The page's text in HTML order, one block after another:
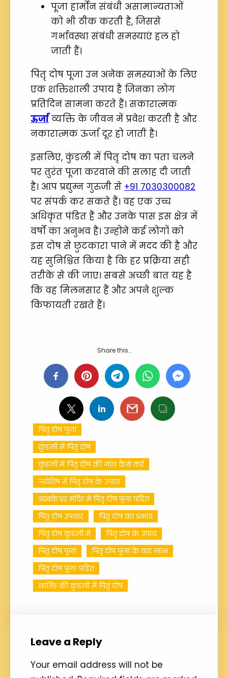
पूजा हार्मोन संबंधी असामान्यताओं
को भी ठीक करती है, जिससे
गर्भावस्था संबंधी समस्याएं हल हो
जाती हैं।
पितृ दोष पूजा उन अनेक समस्याओं के लिए
एक शक्तिशाली उपाय है जिनका लोग
प्रतिदिन सामना करते हैं। सकारात्मक
ऊर्जाव्यक्ति के जीवन में प्रवेश करती है और
नकारात्मक ऊर्जा दूर हो जाती है।
इसलिए, कुंडली में पितृ दोष का पता चलने
पर तुरंत पूजा करवाने की सलाह दी जाती
है। आप प्रद्युम्न गुरुजी से +91 7030300082
पर संपर्क कर सकते हैं। वह एक उच्च
अधिकृत पंडित हैं और उनके पास इस क्षेत्र में
वर्षों का अनुभव है। उन्होंने कई लोगों को
इस दोष से छुटकारा पाने में मदद की है और
यह सुनिश्चित किया है कि हर प्रक्रिया सही
तरीके से की जाए। सबसे अच्छी बात यह है
कि वह मिलनसार हैं और अपने शुल्क
किफायती रखते हैं।
Share this…
पितृ दोष पूजा
कुंडली में पितृ दोष
कुंडली में पितृ दोष की जांच कैसे करें
ज्योतिष में पितृ दोष के उपाय
त्र्यंबकेश्वर मंदिर में पितृ दोष पूजा पंडित
पितृ दोष उपचार
पितृ दोष का प्रभाव
पितृ दोष कुंडली में
पितृ दोष के उपाय
पितृ दोष पूजा
पितृ दोष पूजा के बाद लाभ
पितृ दोष पूजा पंडित
व्यक्ति की कुंडली में पितृ दोष
Leave a Reply
Your email address will not be